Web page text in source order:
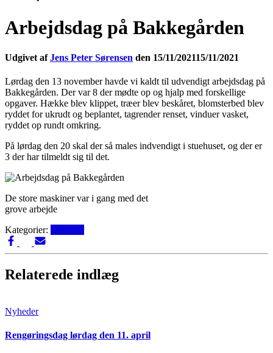
Arbejdsdag på Bakkegården
Udgivet afJens Peter Sørensen den 15/11/202115/11/2021
Lørdag den 13 november havde vi kaldt til udvendigt arbejdsdag på
Bakkegården. Der var 8 der mødte op og hjalp med forskellige
opgaver. Hække blev klippet, træer blev beskåret, blomsterbed blev
ryddet for ukrudt og beplantet, tagrender renset, vinduer vasket,
ryddet op rundt omkring.
På lørdag den 20 skal der så males indvendigt i stuehuset, og der er
3 der har tilmeldt sig til det.
De store maskiner var i gang med det
grove arbejde
Kategorier:
Relaterede indlæg
Nyheder
Rengøringsdag lørdag den 11. april